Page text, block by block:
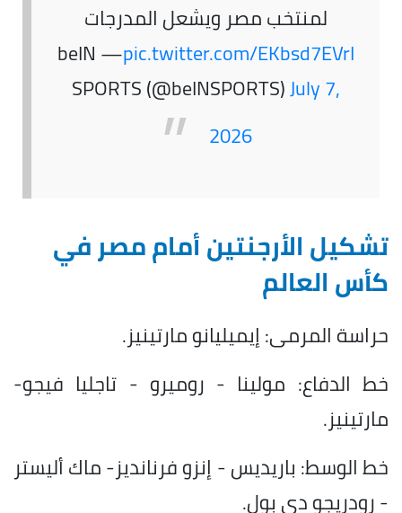
لمنتخب مصر ويشعل المدرجات
pic.twitter.com/EKbsd7EVrI
— beIN
SPORTS (@beINSPORTS)July 7,
2026
تشكيل الأرجنتين أمام مصر في
كأس العالم
حراسة المرمى: إيميليانو مارتينيز.
خط الدفاع: مولينا - روميرو - تاجليا فيجو-
مارتينيز.
خط الوسط: باريديس - إنزو فرنانديز- ماك أليستر
- رودريجو دي بول.